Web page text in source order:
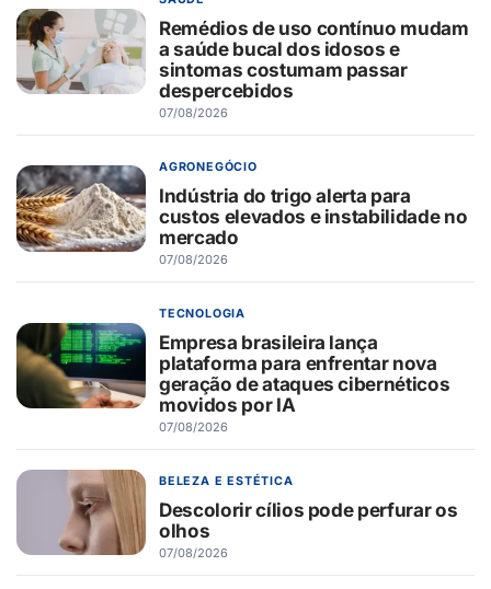
Remédios de uso contínuo mudam
a saúde bucal dos idosos e
sintomas costumam passar
despercebidos
07/08/2026
AGRONEGÓCIO
Indústria do trigo alerta para
custos elevados e instabilidade no
mercado
07/08/2026
TECNOLOGIA
Empresa brasileira lança
plataforma para enfrentar nova
geração de ataques cibernéticos
movidos por IA
07/08/2026
BELEZA E ESTÉTICA
Descolorir cílios pode perfurar os
olhos
07/08/2026